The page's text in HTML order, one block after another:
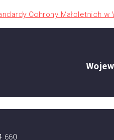
Ochrony Małoletnich
660